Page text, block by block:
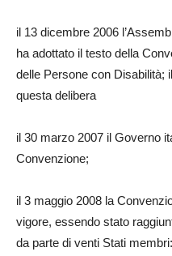
il 13 dicembre 2006
ha adottato il testo della
delle Persone con Disabilità;
questa delibera
il 30 marzo 2007 il Governo
Convenzione;
il 3 maggio 2008 la
vigore, essendo stato
da parte di venti Stati